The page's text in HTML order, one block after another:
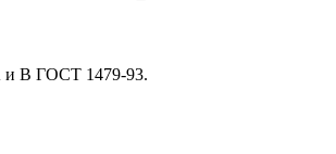
и В ГОСТ 1479-93.